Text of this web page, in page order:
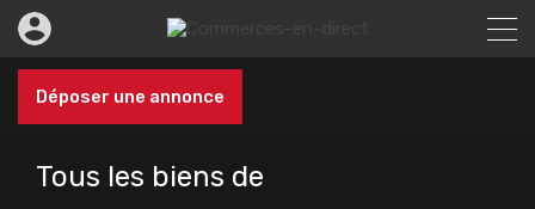
Déposer une annonce
Tous les biens de